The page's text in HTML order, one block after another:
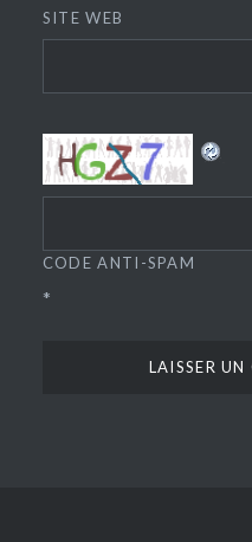
SITE WEB
CODE ANTI-SPAM
*